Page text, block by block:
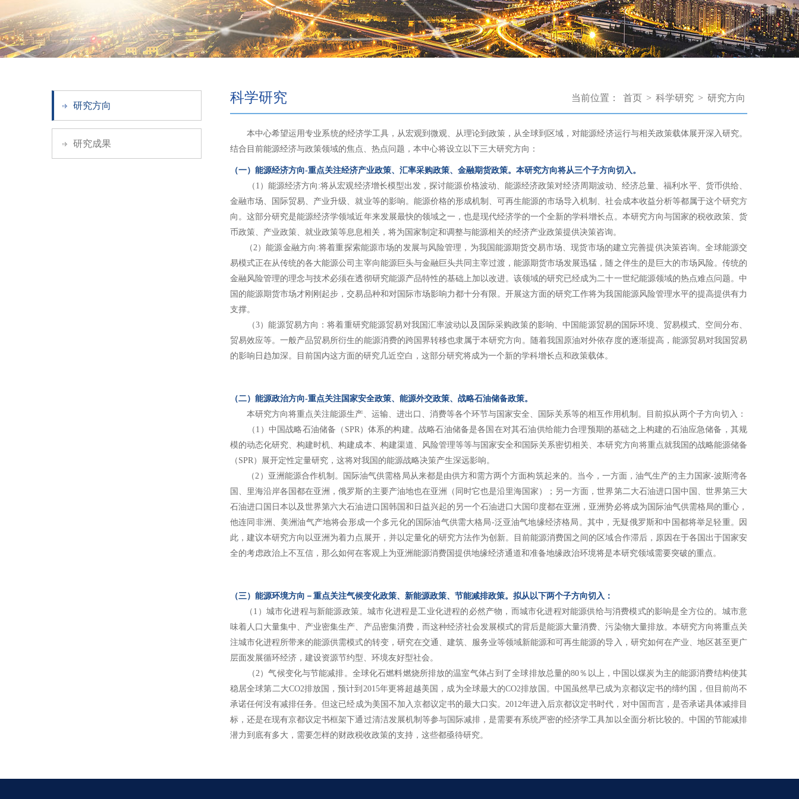
研究方向
研究成果
科学研究 当前位置： 首页 > 科学研究 > 研究方向
本中心希望运用专业系统的经济学工具，从宏观到微观、从理论到政策，从全球到区域，对能源经济运行与相关政策载体展开深入研究。
结合目前能源经济与政策领域的焦点、热点问题，本中心将设立以下三大研究方向：
（一）能源经济方向-重点关注经济产业政策、汇率采购政策、金融期货政策。本研究方向将从三个子方向切入。
（1）能源经济方向:将从宏观经济增长模型出发，探讨能源价格波动、能源经济政策对经济周期波动、经济总量、福利水平、货币供给、
金融市场、国际贸易、产业升级、就业等的影响。能源价格的形成机制、可再生能源的市场导入机制、社会成本收益分析等都属于这个研究方
向。这部分研究是能源经济学领域近年来发展最快的领域之一，也是现代经济学的一个全新的学科增长点。本研究方向与国家的税收政策、货
币政策、产业政策、就业政策等息息相关，将为国家制定和调整与能源相关的经济产业政策提供决策咨询。
（2）能源金融方向:将着重探索能源市场的发展与风险管理，为我国能源期货交易市场、现货市场的建立完善提供决策咨询。全球能源交
易模式正在从传统的各大能源公司主宰向能源巨头与金融巨头共同主宰过渡，能源期货市场发展迅猛，随之伴生的是巨大的市场风险。传统的
金融风险管理的理念与技术必须在透彻研究能源产品特性的基础上加以改进。该领域的研究已经成为二十一世纪能源领域的热点难点问题。中
国的能源期货市场才刚刚起步，交易品种和对国际市场影响力都十分有限。开展这方面的研究工作将为我国能源风险管理水平的提高提供有力
支撑。
（3）能源贸易方向：将着重研究能源贸易对我国汇率波动以及国际采购政策的影响、中国能源贸易的国际环境、贸易模式、空间分布、
贸易效应等。一般产品贸易所衍生的能源消费的跨国界转移也隶属于本研究方向。随着我国原油对外依存度的逐渐提高，能源贸易对我国贸易
的影响日趋加深。目前国内这方面的研究几近空白，这部分研究将成为一个新的学科增长点和政策载体。
（二）能源政治方向-重点关注国家安全政策、能源外交政策、战略石油储备政策。
本研究方向将重点关注能源生产、运输、进出口、消费等各个环节与国家安全、国际关系等的相互作用机制。目前拟从两个子方向切入：
（1）中国战略石油储备（SPR）体系的构建。战略石油储备是各国在对其石油供给能力合理预期的基础之上构建的石油应急储备，其规
模的动态化研究、构建时机、构建成本、构建渠道、风险管理等等与国家安全和国际关系密切相关、本研究方向将重点就我国的战略能源储备
（SPR）展开定性定量研究，这将对我国的能源战略决策产生深远影响。
（2）亚洲能源合作机制。国际油气供需格局从来都是由供方和需方两个方面构筑起来的。当今，一方面，油气生产的主力国家-波斯湾各
国、里海沿岸各国都在亚洲，俄罗斯的主要产油地也在亚洲（同时它也是沿里海国家）；另一方面，世界第二大石油进口国中国、世界第三大
石油进口国日本以及世界第六大石油进口国韩国和日益兴起的另一个石油进口大国印度都在亚洲，亚洲势必将成为国际油气供需格局的重心，
他连同非洲、美洲油气产地将会形成一个多元化的国际油气供需大格局-泛亚油气地缘经济格局。其中，无疑俄罗斯和中国都将举足轻重。因
此，建议本研究方向以亚洲为着力点展开，并以定量化的研究方法作为创新。目前能源消费国之间的区域合作滞后，原因在于各国出于国家安
全的考虑政治上不互信，那么如何在客观上为亚洲能源消费国提供地缘经济通道和准备地缘政治环境将是本研究领域需要突破的重点。
（三）能源环境方向－重点关注气候变化政策、新能源政策、节能减排政策。拟从以下两个子方向切入：
（1）城市化进程与新能源政策。城市化进程是工业化进程的必然产物，而城市化进程对能源供给与消费模式的影响是全方位的。城市意
味着人口大量集中、产业密集生产、产品密集消费，而这种经济社会发展模式的背后是能源大量消费、污染物大量排放。本研究方向将重点关
注城市化进程所带来的能源供需模式的转变，研究在交通、建筑、服务业等领域新能源和可再生能源的导入，研究如何在产业、地区甚至更广
层面发展循环经济，建设资源节约型、环境友好型社会。
（2）气候变化与节能减排。全球化石燃料燃烧所排放的温室气体占到了全球排放总量的80％以上，中国以煤炭为主的能源消费结构使其
稳居全球第二大CO2排放国，预计到2015年更将超越美国，成为全球最大的CO2排放国。中国虽然早已成为京都议定书的缔约国，但目前尚不
承诺任何没有减排任务。但这已经成为美国不加入京都议定书的最大口实。2012年进入后京都议定书时代，对中国而言，是否承诺具体减排目
标，还是在现有京都议定书框架下通过清洁发展机制等参与国际减排，是需要有系统严密的经济学工具加以全面分析比较的。中国的节能减排
潜力到底有多大，需要怎样的财政税收政策的支持，这些都亟待研究。